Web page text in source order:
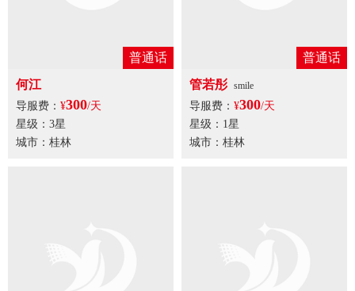
普通话
何江
导服费： ¥300/天
星级：3星
城市：桂林
普通话
管若彤 smile
导服费： ¥300/天
星级：1星
城市：桂林